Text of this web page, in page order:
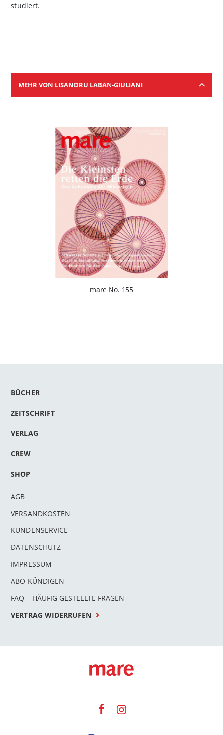
studiert.
MEHR VON LISANDRU LABAN-GIULIANI
mare No. 155
BÜCHER
ZEITSCHRIFT
VERLAG
CREW
SHOP
AGB
VERSANDKOSTEN
KUNDENSERVICE
DATENSCHUTZ
IMPRESSUM
ABO KÜNDIGEN
FAQ – HÄUFIG GESTELLTE FRAGEN
VERTRAG WIDERRUFEN